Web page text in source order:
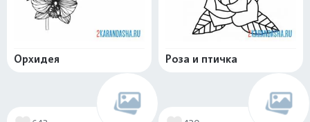
Орхидея Роза и птичка